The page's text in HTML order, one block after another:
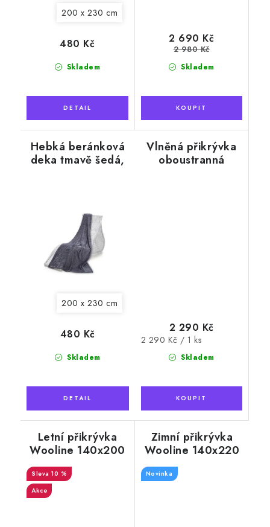
200 x 230 cm
Skladem
480 Kč
Skladem
2 690 Kč
2 980 Kč
Hebká beránková
deka tmavě šedá,
200 x 230 cm
Skladem
480 Kč
Vlněná přikrývka
oboustranná
Skladem
2 290 Kč
Měrná
2 290 Kč / 1 ks
Letní přikrývka
Wooline 140x200
cm, s výplní z ovčí
vlny
10 %
Akce
Zimní přikrývka
Wooline 140x220
cm, s výplní z ovčí
Novinka